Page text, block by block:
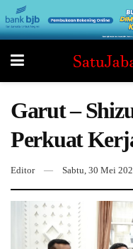
Garut –
Perkuat
Editor Sabtu, 30 Mei